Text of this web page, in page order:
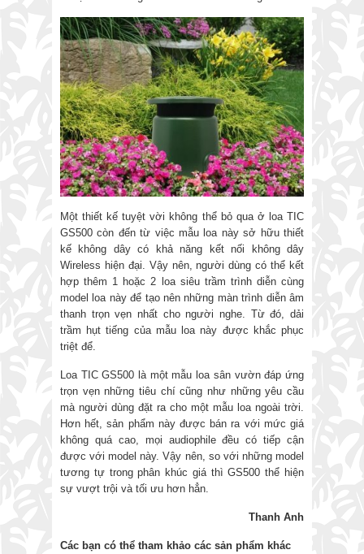
Một thiết kế tuyệt vời không thể bỏ qua ở loa TIC
GS500 còn đến từ việc mẫu loa này sở hữu thiết
kế không dây có khả năng kết nối không dây
Wireless hiện đại. Vậy nên, người dùng có thể kết
hợp thêm 1 hoặc 2 loa siêu trầm trình diễn cùng
model loa này để tạo nên những màn trình diễn âm
thanh trọn vẹn nhất cho người nghe. Từ đó, dải
trầm hụt tiếng của mẫu loa này được khắc phục
triệt để.
Loa TIC GS500 là một mẫu loa sân vườn đáp ứng
trọn vẹn những tiêu chí cũng như những yêu cầu
mà người dùng đặt ra cho một mẫu loa ngoài trời.
Hơn hết, sản phẩm này được bán ra với mức giá
không quá cao, mọi audiophile đều có tiếp cận
được với model này. Vậy nên, so với những model
tương tự trong phân khúc giá thì GS500 thể hiện
sự vượt trội và tối ưu hơn hẳn.
Thanh Anh
Các bạn có thể tham khảo các sản phẩm khác